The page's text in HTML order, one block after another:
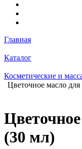
Главная
Каталог
Косметические и
Цветочное масло для
(30 мл)